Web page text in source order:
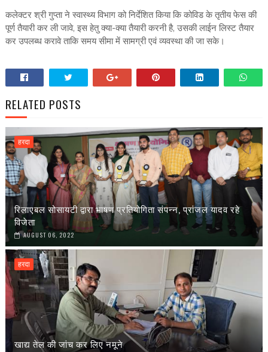
कलेक्टर श्री गुप्ता ने स्वास्थ्य विभाग को निर्देशित किया कि कोविड के तृतीय फेस की
पूर्ण तैयारी कर ली जावे, इस हेतु क्या-क्या तैयारी करनी है, उसकी लाईन लिस्ट तैयार
कर उपलब्ध करावे ताकि समय सीमा में सामग्री एवं व्यवस्था की जा सके।
RELATED POSTS
हरदा
रिलाएबल सोसायटी द्वारा भाषण प्रतियोगिता संपन्न, प्रांजल यादव रहे
विजेता
AUGUST 06, 2022
हरदा
खाद्य तेल की जांच कर लिए नमूने